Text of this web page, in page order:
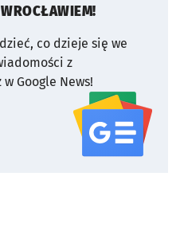
co dzieje się we
z
Google News!
serwisu